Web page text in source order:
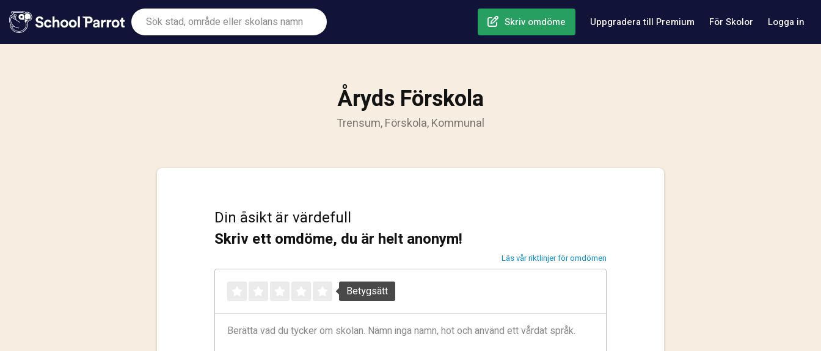
Skriv omdöme Uppgradera till Premium För Skolor Logga in
Åryds Förskola
Trensum, Förskola, Kommunal
Din åsikt är värdefull
Skriv ett omdöme, du är helt anonym!
Läs vår riktlinjer för omdömen
Betygsätt